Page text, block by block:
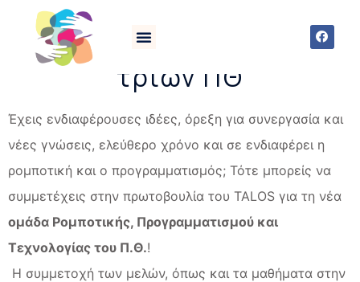
Δημιουργία ομάδας
ρομποτικής φοιτητών/
τριών ΠΘ
Έχεις ενδιαφέρουσες ιδέες, όρεξη για συνεργασία και
νέες γνώσεις, ελεύθερο χρόνο και σε ενδιαφέρει η
ρομποτική και ο προγραμματισμός; Τότε μπορείς να
συμμετέχεις στην πρωτοβουλία του TALOS για τη νέα
ομάδα Ρομποτικής, Προγραμματισμού και
Τεχνολογίας του Π.Θ.!
Η συμμετοχή των μελών, όπως και τα μαθήματα στην